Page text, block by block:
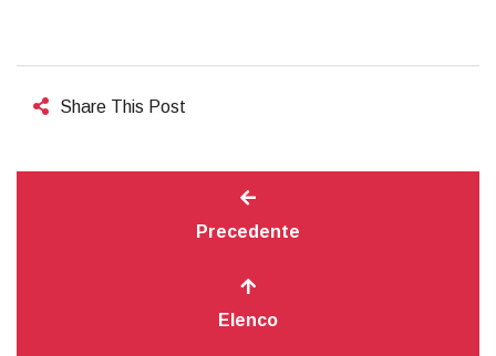
Share This Post
Precedente
Elenco